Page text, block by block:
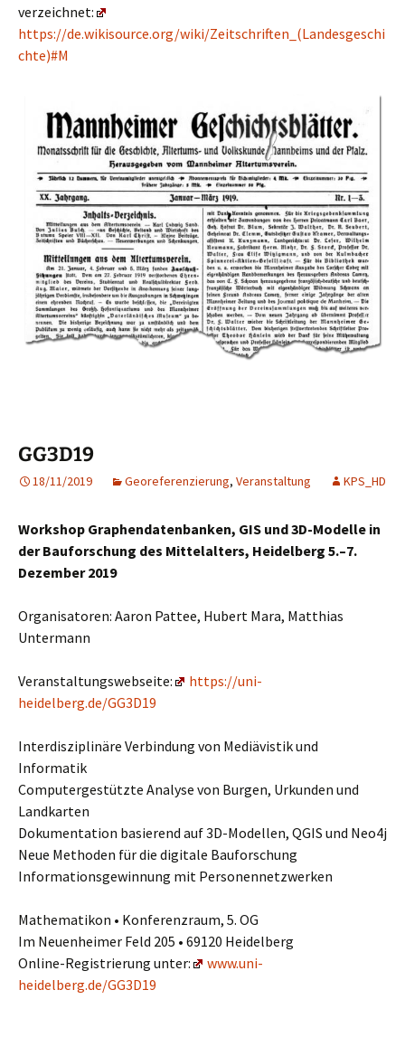
verzeichnet:
https://de.wikisource.org/wiki/Zeitschriften_(Landesgeschi
chte)#M
GG3D19
18/11/2019 Georeferenzierung, Veranstaltung KPS_HD
Workshop Graphendatenbanken, GIS und 3D-Modelle in
der Bauforschung des Mittelalters, Heidelberg 5.–7.
Dezember 2019
Organisatoren: Aaron Pattee, Hubert Mara, Matthias
Untermann
Veranstaltungswebseite:
https://uni-
heidelberg.de/GG3D19
Interdisziplinäre Verbindung von Mediävistik und
Informatik
Computergestützte Analyse von Burgen, Urkunden und
Landkarten
Dokumentation basierend auf 3D-Modellen, QGIS und Neo4j
Neue Methoden für die digitale Bauforschung
Informationsgewinnung mit Personennetzwerken
Mathematikon • Konferenzraum, 5. OG
Im Neuenheimer Feld 205 • 69120 Heidelberg
Online-Registrierung unter:
www.uni-
heidelberg.de/GG3D19